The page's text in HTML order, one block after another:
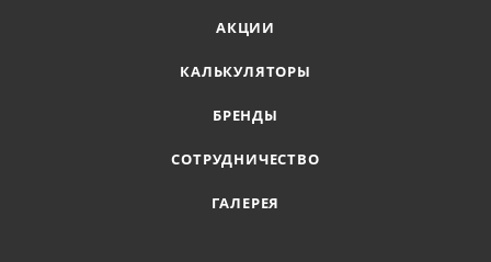
АКЦИИ
КАЛЬКУЛЯТОРЫ
БРЕНДЫ
СОТРУДНИЧЕСТВО
ГАЛЕРЕЯ